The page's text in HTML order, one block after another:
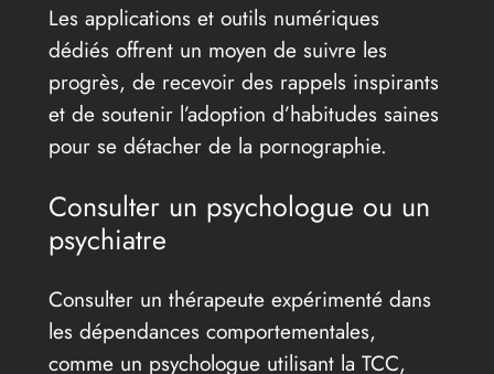
Les applications et outils numériques
dédiés offrent un moyen de suivre les
progrès, de recevoir des rappels inspirants
et de soutenir l’adoption d’habitudes saines
pour se détacher de la pornographie.
Consulter un psychologue ou un
psychiatre
Consulter un thérapeute expérimenté dans
les dépendances comportementales,
comme un psychologue utilisant la TCC,